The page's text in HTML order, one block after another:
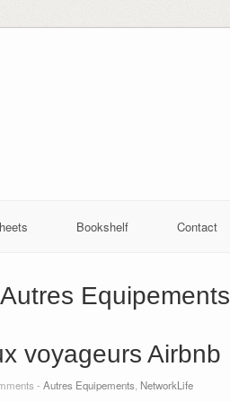
Bookshelf Contact
Autres Equipements
voyageurs Airbnb
- Autres Equipements NetworkLife